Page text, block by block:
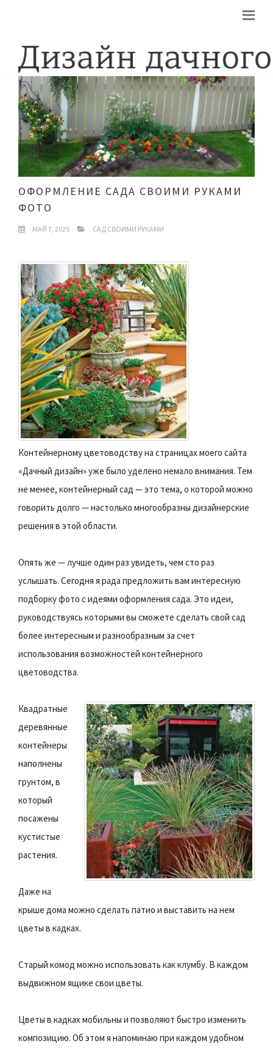
ОФОРМЛЕНИЕ САДА СВОИМИ РУКАМИ
ФОТО
МАЙ 7, 2025 САД СВОИМИ РУКАМИ
Контейнерному цветоводству на страницах моего сайта
«Дачный дизайн» уже было уделено немало внимания. Тем
не менее, контейнерный сад — это тема, о которой можно
говорить долго — настолько многообразны дизайнерские
решения в этой области.
Опять же — лучше один раз увидеть, чем сто раз
услышать. Сегодня я рада предложить вам интересную
подборку фото с идеями оформления сада. Это идеи,
руководствуясь которыми вы сможете сделать свой сад
более интересным и разнообразным за счет
использования возможностей контейнерного
цветоводства.
Квадратные
деревянные
контейнеры
наполнены
грунтом, в
который
посажены
кустистые
растения.
Даже на
крыше дома можно сделать патио и выставить на нем
цветы в кадках.
Старый комод можно использовать как клумбу. В каждом
выдвижном ящике свои цветы.
Цветы в кадках мобильны и позволяют быстро изменить
композицию. Об этом я напоминаю при каждом удобном